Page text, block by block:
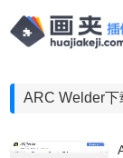
ARC Welder